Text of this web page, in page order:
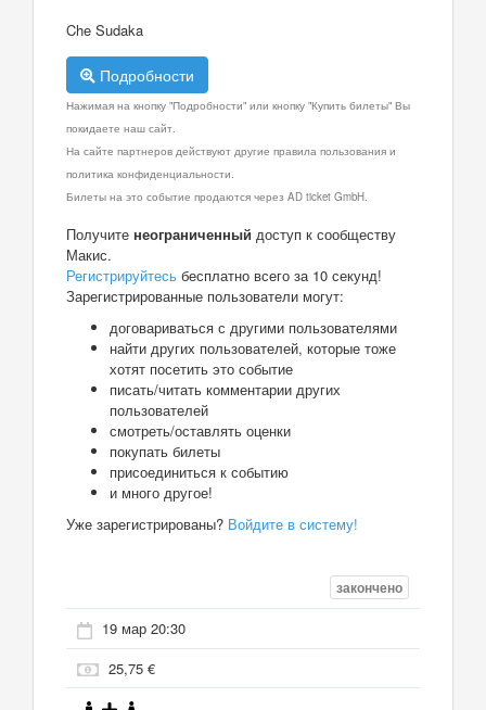
Che Sudaka
Подробности
Нажимая на кнопку "Подробности" или кнопку "Купить билеты" Вы
покидаете наш сайт.
На сайте партнеров действуют другие правила пользования и
политика конфиденциальности.
Билеты на это событие продаются через AD ticket GmbH.
Получите неограниченный доступ к сообществу
Макис.
Регистрируйтесь бесплатно всего за 10 секунд!
Зарегистрированные пользователи могут:
договариваться с другими пользователями
найти других пользователей, которые тоже
хотят посетить это событие
писать/читать комментарии других
пользователей
смотреть/оставлять оценки
покупать билеты
присоединиться к событию
и много другое!
Уже зарегистрированы? Войдите в систему!
закончено
19 мар 20:30
25,75 €